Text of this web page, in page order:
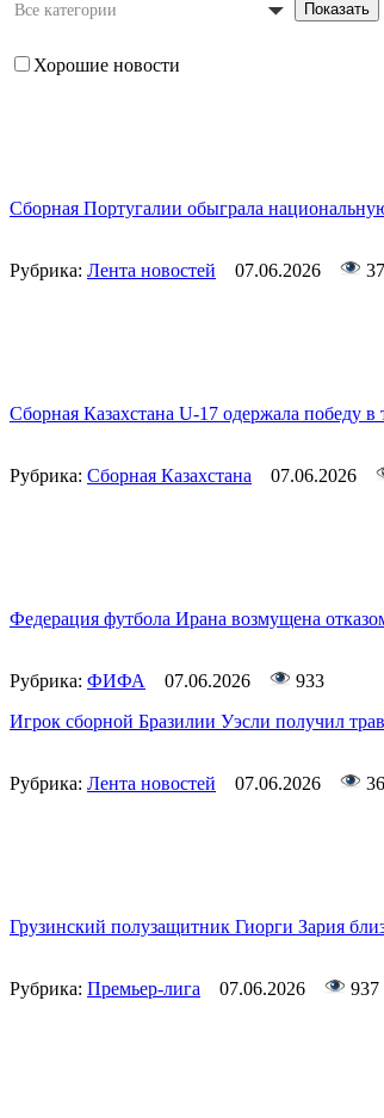
Все категории Показать
Хорошие новости
Сборная Португалии обыграла
Рубрика: Лента новостей 07.06.2026
Сборная Казахстана U-17 одержала победу
Рубрика: Сборная Казахстана 07.06.2026
Федерация футбола Ирана возмущена
Рубрика: ФИФА 07.06.2026
933
Игрок сборной Бразилии Уэсли получил
Рубрика: Лента новостей 07.06.2026
Грузинский полузащитник Гиорги Зария
Рубрика: Премьер-лига 07.06.2026 937